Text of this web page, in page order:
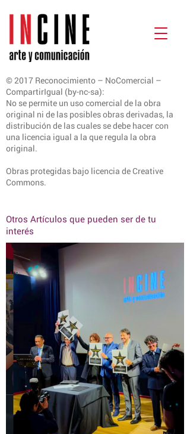
© 2017 Reconocimiento – NoComercial –
CompartirIgual (by-nc-sa):
No se permite un uso comercial de la obra
original ni de las posibles obras derivadas, la
distribución de las cuales se debe hacer con
una licencia igual a la que regula la obra
original.
Obras protegidas bajo licencia de Creative
Commons.
Otros Artículos que pueden ser de tu
interés